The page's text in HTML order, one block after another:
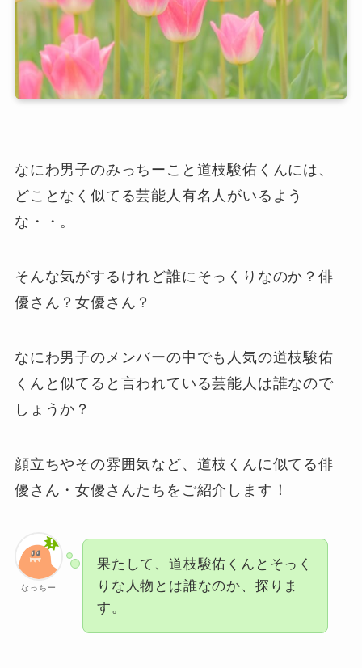
なにわ男子のみっちーこと道枝駿佑くんには、
どことなく似てる芸能人有名人がいるよう
な・・。
そんな気がするけれど誰にそっくりなのか？俳
優さん？女優さん？
なにわ男子のメンバーの中でも人気の道枝駿佑
くんと似てると言われている芸能人は誰なので
しょうか？
顔立ちやその雰囲気など、道枝くんに似てる俳
優さん・女優さんたちをご紹介します！
なっちー
果たして、道枝駿佑くんとそっく
りな人物とは誰なのか、探りま
す。